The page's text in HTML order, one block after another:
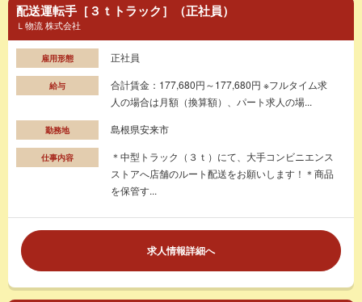
配送運転手［３ｔトラック］（正社員）
Ｌ物流 株式会社
雇用形態 正社員
給与
合計賃金：177,680円～177,680円 ※フルタイム求
人の場合は月額（換算額）、パート求人の場...
勤務地 島根県安来市
仕事内容
＊中型トラック（３ｔ）にて、大手コンビニエンス
ストアへ店舗のルート配送をお願いします！＊商品
を保管す...
求人情報詳細へ